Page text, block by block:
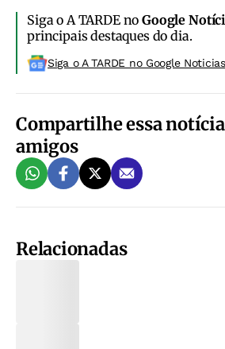
Siga o A TARDE noGoogle
principais destaques do dia.
Siga o A TARDE no Google Noticias
Compartilhe essa
amigos
Relacionadas